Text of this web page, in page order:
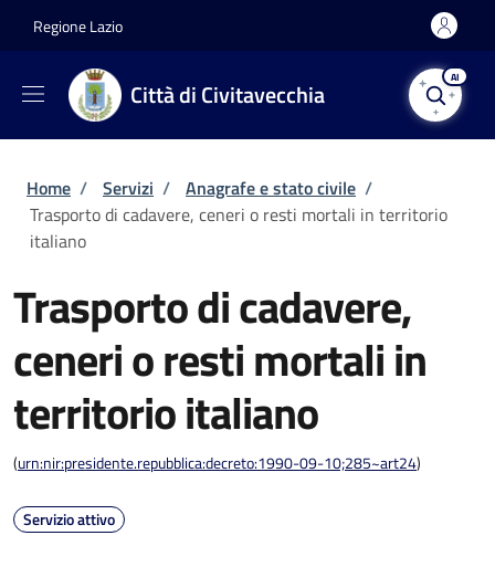
Regione Lazio
Città di Civitavecchia
AI
Briciole di pane
Home / Servizi / Anagrafe e stato civile /
Trasporto di cadavere, ceneri o resti mortali in territorio
italiano
Trasporto di cadavere,
ceneri o resti mortali in
territorio italiano
(urn:nir:presidente.repubblica:decreto:1990-09-10;285~art24)
Servizio attivo